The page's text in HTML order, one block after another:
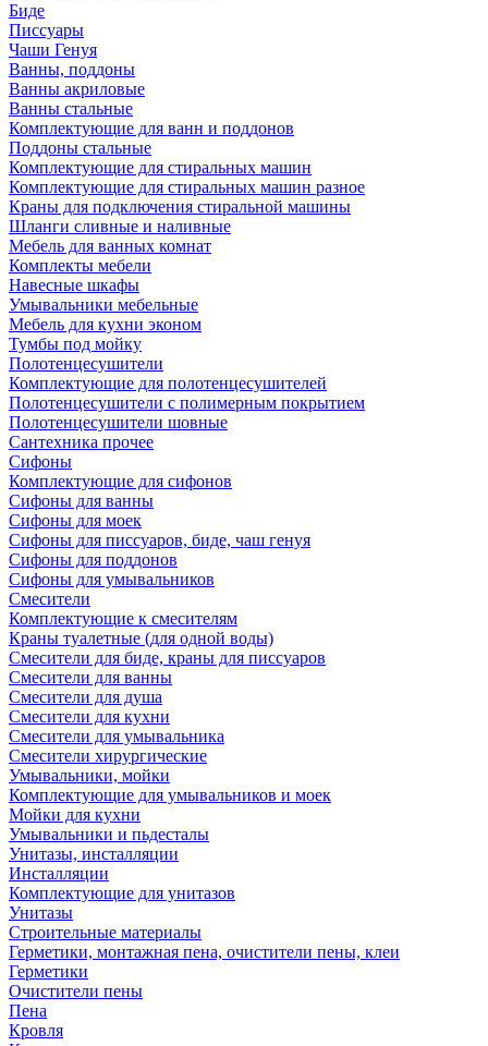
Биде
Писсуары
Чаши Генуя
Ванны, поддоны
Ванны акриловые
Ванны стальные
Комплектующие для ванн и поддонов
Поддоны стальные
Комплектующие для стиральных машин
Комплектующие для стиральных машин разное
Краны для подключения стиральной машины
Шланги сливные и наливные
Мебель для ванных комнат
Комплекты мебели
Навесные шкафы
Умывальники мебельные
Мебель для кухни эконом
Тумбы под мойку
Полотенцесушители
Комплектующие для полотенцесушителей
Полотенцесушители с полимерным покрытием
Полотенцесушители шовные
Сантехника прочее
Сифоны
Комплектующие для сифонов
Сифоны для ванны
Сифоны для моек
Сифоны для писсуаров, биде, чаш генуя
Сифоны для поддонов
Сифоны для умывальников
Смесители
Комплектующие к смесителям
Краны туалетные (для одной воды)
Смесители для биде, краны для писсуаров
Смесители для ванны
Смесители для душа
Смесители для кухни
Смесители для умывальника
Смесители хирургические
Умывальники, мойки
Комплектующие для умывальников и моек
Мойки для кухни
Умывальники и пьдесталы
Унитазы, инсталляции
Инсталляции
Комплектующие для унитазов
Унитазы
Строительные материалы
Герметики, монтажная пена, очистители пены, клеи
Герметики
Очистители пены
Пена
Кровля